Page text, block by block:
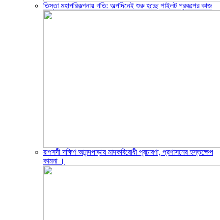
তিস্তা মহাপরিকল্পনায় গতি: অল্পদিনেই শুরু হচ্ছে পাইলট প্রকল্পের কাজ
রূপসদী দক্ষিণ আনন্দপাড়ায় মাদকবিরোধী প্রচারণা, প্রশাসনের হস্তক্ষেপ
কামনা ‎।